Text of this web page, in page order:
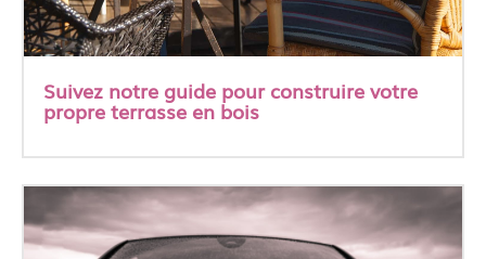
Suivez notre guide pour construire votre
propre terrasse en bois